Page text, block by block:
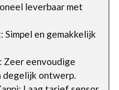
leverbaar met
Simpel en gemakkelijk
Zeer eenvoudige
degelijk ontwerp.